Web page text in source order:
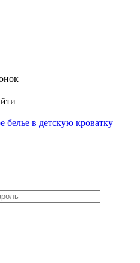
белье в детскую кроватку